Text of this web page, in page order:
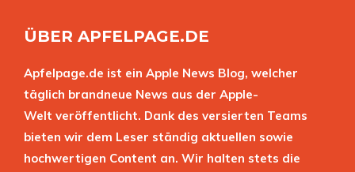
ÜBER APFELPAGE.DE
Apfelpage.de ist ein Apple News Blog, welcher
täglich brandneue News aus der Apple-
Welt veröffentlicht. Dank des versierten Teams
bieten wir dem Leser ständig aktuellen sowie
hochwertigen Content an. Wir halten stets die